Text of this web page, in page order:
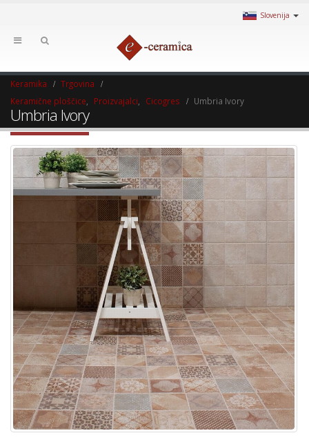
Slovenija
Keramika
Trgovina
Keramične ploščice
Proizvajalci Cicogres Umbria Ivory
Umbria Ivory